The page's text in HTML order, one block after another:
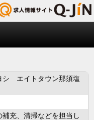
シ エイトタウン那須塩
充、清掃などを担当し